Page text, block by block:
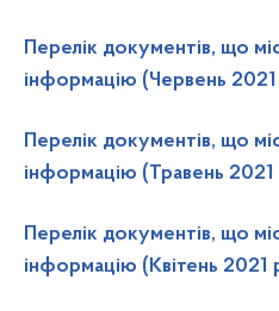
Перелiк документів, що
інформацію (Червень
Перелiк документів, що
інформацію (Травень
Перелiк документів, що
інформацію (Квітень 2021